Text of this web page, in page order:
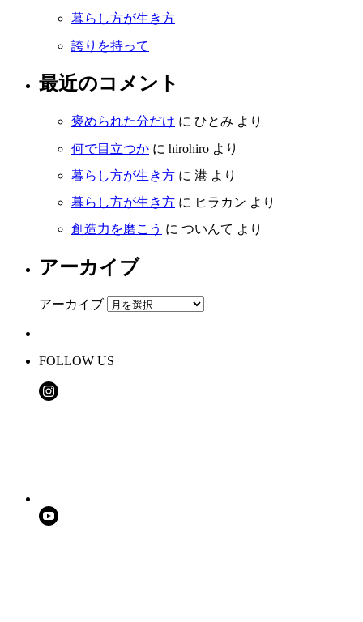
暮らし方が生き方
誇りを持って
最近のコメント
褒められた分だけ に ひとみ より
何で目立つか に hirohiro より
暮らし方が生き方 に 港 より
暮らし方が生き方 に ヒラカン より
創造力を磨こう に ついんて より
アーカイブ
アーカイブ
FOLLOW US